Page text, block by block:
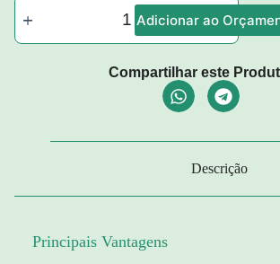
Adicionar ao
Compartilhar este
Descrição
Principais Vantagens